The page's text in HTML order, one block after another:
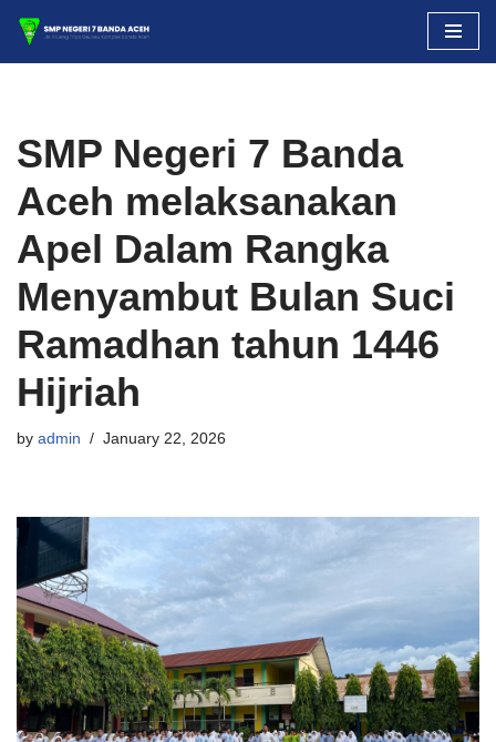
Skip
SMP Negeri 7 Banda
Aceh melaksanakan
Apel Dalam Rangka
Menyambut Bulan Suci
Ramadhan tahun 1446
Hijriah
by admin January 22, 2026